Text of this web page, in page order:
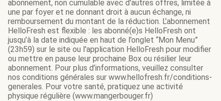
abonnement, non cumulable avec d'autres offres, limitée à
une par foyer et ne donnant droit à aucun échange, ni
remboursement du montant de la réduction. L’abonnement
HelloFresh est flexible : les abonné(e)s HelloFresh ont
jusqu’à la date indiquée en haut de l’onglet “Mon Menu”
(23h59) sur le site ou l'application HelloFresh pour modifier
ou mettre en pause leur prochaine Box ou résilier leur
abonnement. Pour plus d’informations, veuillez consulter
nos conditions générales sur www.hellofresh.fr/conditions-
generales. Pour votre santé, pratiquez une activité
physique régulière (www.mangerbouger.fr)